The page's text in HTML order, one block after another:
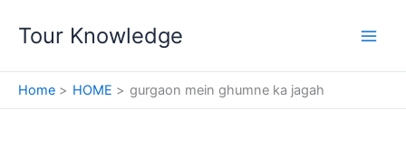
Tour Knowledge
Home HOME gurgaon mein ghumne ka jagah